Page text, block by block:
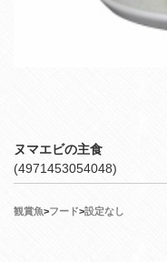
ヌマエビの主食
(4971453054048)
観賞魚>フード>設定なし